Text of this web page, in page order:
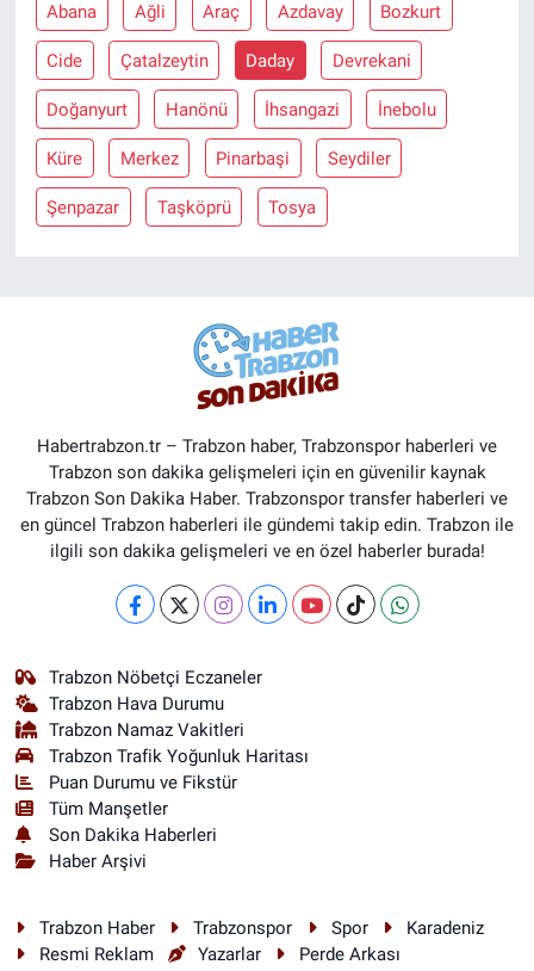
Abana Ağli Araç Azdavay Bozkurt
Cide Çatalzeytin Daday Devrekani
Doğanyurt Hanönü İhsangazi İnebolu
Küre Merkez Pinarbaşi Seydiler
Şenpazar Taşköprü Tosya
Habertrabzon.tr – Trabzon haber, Trabzonspor haberleri ve
Trabzon son dakika gelişmeleri için en güvenilir kaynak
Trabzon Son Dakika Haber. Trabzonspor transfer haberleri ve
en güncel Trabzon haberleri ile gündemi takip edin. Trabzon ile
ilgili son dakika gelişmeleri ve en özel haberler burada!
Trabzon Nöbetçi Eczaneler
Trabzon Hava Durumu
Trabzon Namaz Vakitleri
Trabzon Trafik Yoğunluk Haritası
Puan Durumu ve Fikstür
Tüm Manşetler
Son Dakika Haberleri
Haber Arşivi
Trabzon Haber Trabzonspor Spor
Karadeniz
Resmi Reklam
Yazarlar Perde Arkası